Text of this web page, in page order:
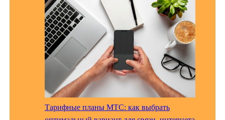
Тарифные планы МТС: как выбрать